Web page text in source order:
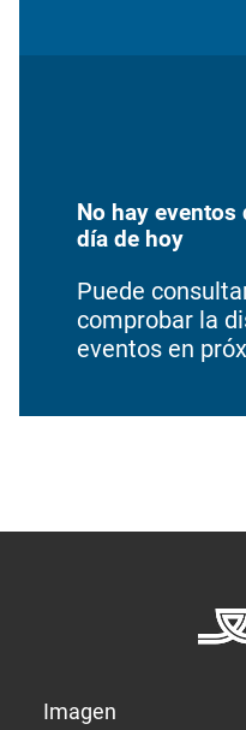
No hay
día de hoy
Puede
comprobar la
eventos en
Imagen